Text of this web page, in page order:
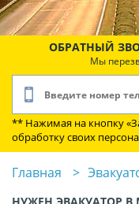
ОБРАТНЫЙ
Мы
** Нажимая на кнопку
обработку своих
Главная